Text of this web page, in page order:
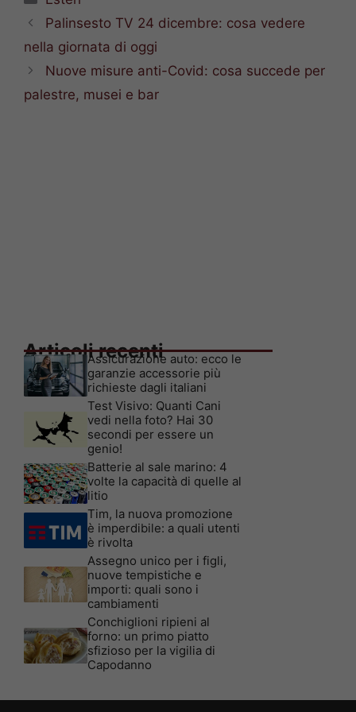
Palinsesto TV 24 dicembre: cosa vedere
nella giornata di oggi
Nuove misure anti-Covid: cosa succede per
palestre, musei e bar
Articoli recenti
Assicurazione auto: ecco le
garanzie accessorie più
richieste dagli italiani
Test Visivo: Quanti Cani
vedi nella foto? Hai 30
secondi per essere un
genio!
Batterie al sale marino: 4
volte la capacità di quelle al
litio
Tim, la nuova promozione
è imperdibile: a quali utenti
è rivolta
Assegno unico per i figli,
nuove tempistiche e
importi: quali sono i
cambiamenti
Conchiglioni ripieni al
forno: un primo piatto
sfizioso per la vigilia di
Capodanno